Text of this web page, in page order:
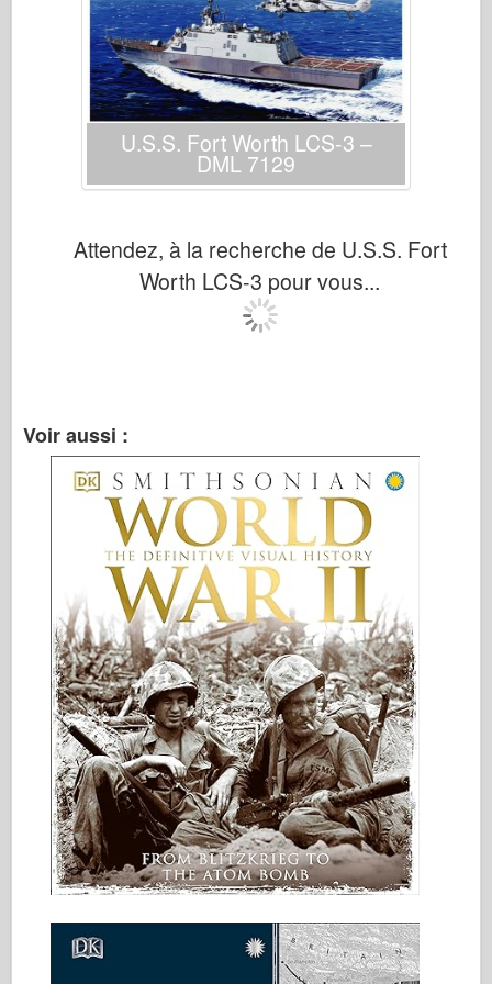
U.S.S. Fort Worth LCS-3 –
DML 7129
Attendez, à la recherche de U.S.S. Fort
Worth LCS-3 pour vous...
Voir aussi :